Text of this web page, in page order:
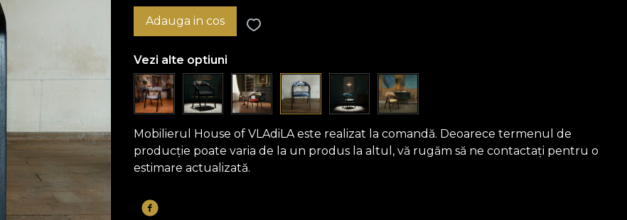
Adauga in cos
Vezi alte optiuni
Mobilierul House of VLAdiLA este realizat la comandă. Deoarece termenul de
producție poate varia de la un produs la altul, vă rugăm să ne contactați pentru o
estimare actualizată.